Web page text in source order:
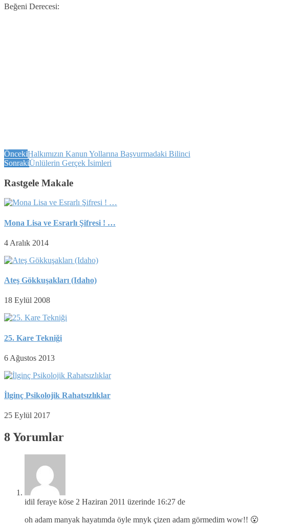
Beğeni Derecesi:
ÖncekiHalkımızın Kanun Yollarına Başvurmadaki Bilinci
SonrakiÜnlülerin Gerçek İsimleri
Rastgele Makale
Mona Lisa ve Esrarlı Şifresi ! …
4 Aralık 2014
Ateş Gökkuşakları (Idaho)
18 Eylül 2008
25. Kare Tekniği
6 Ağustos 2013
İlginç Psikolojik Rahatsızlıklar
25 Eylül 2017
8 Yorumlar
idil feraye köse 2 Haziran 2011 üzerinde 16:27 de
oh adam manyak hayatımda öyle mnyk çizen adam görmedim wow!! 😮